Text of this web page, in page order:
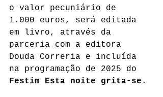
o valor pecuniário de
1.000 euros, será editada
em livro, através da
parceria com a editora
Douda Correria e incluída
na programação de 2025 do
Festim Esta noite grita-se .